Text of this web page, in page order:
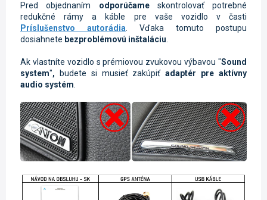
Pred objednaním odporúčameskontrolovať potrebné
redukčné rámy a káble pre vaše vozidlo v časti
Príslušenstvo autorádia . Vďaka tomuto postupu
dosiahnete bezproblémovú inštaláciu
Ak vlastníte vozidlo s prémiovou zvukovou výbavou "Sound
system", budete si musieť zakúpiťadaptér pre aktívny
audio systém